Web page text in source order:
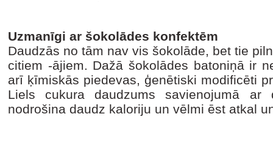
Uzmanīgi ar šokolādes konfektēm
Daudzās no tām nav vis šokolāde, bet tie
citiem -ājiem. Dažā šokolādes batoniņā ir
arī ķīmiskās piedevas, ģenētiski modificēti
Liels cukura daudzums savienojumā ar
nodrošina daudz kaloriju un vēlmi ēst atkal